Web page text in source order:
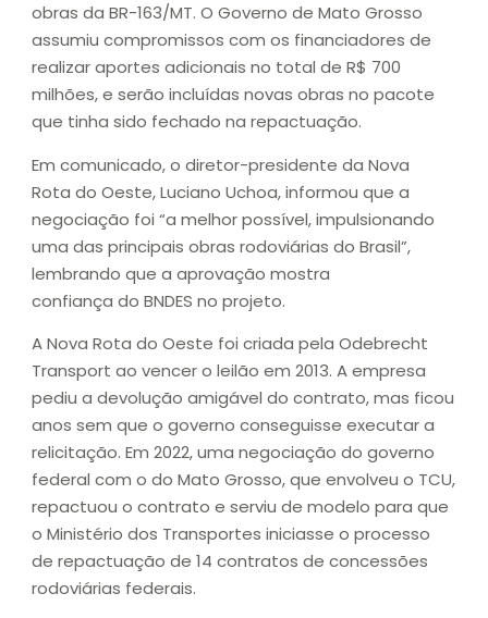
obras da BR-163/MT. O Governo de Mato Grosso
assumiu compromissos com os financiadores de
realizar aportes adicionais no total de R$ 700
milhões, e serão incluídas novas obras no pacote
que tinha sido fechado na repactuação.
Em comunicado, o diretor-presidente da Nova
Rota do Oeste, Luciano Uchoa, informou que a
negociação foi “a melhor possível, impulsionando
uma das principais obras rodoviárias do Brasil”,
lembrando que a aprovação mostra
confiança do BNDES no projeto.
A Nova Rota do Oeste foi criada pela Odebrecht
Transport ao vencer o leilão em 2013. A empresa
pediu a devolução amigável do contrato, mas ficou
anos sem que o governo conseguisse executar a
relicitação. Em 2022, uma negociação do governo
federal com o do Mato Grosso, que envolveu o TCU,
repactuou o contrato e serviu de modelo para que
o Ministério dos Transportes iniciasse o processo
de repactuação de 14 contratos de concessões
rodoviárias federais.